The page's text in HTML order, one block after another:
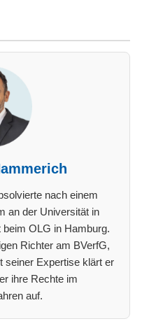
nach einem
an der Universität in
OLG in Hamburg.
Richter am BVerfG,
seiner Expertise klärt er
ihre Rechte im
auf.